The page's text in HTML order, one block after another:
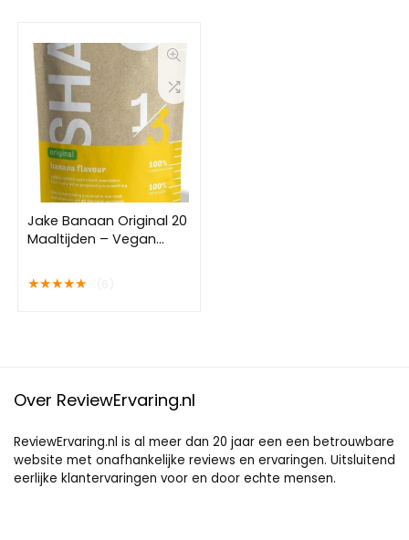
Jake Banaan Original 20
Maaltijden – Vegan
Poeder Maaltijdshake –
Plantaardig, Rijk aan
★★★★★
Over ReviewErvaring.nl
ReviewErvaring.nl is al meer dan 20 jaar een een betrouwbare
website met onafhankelijke reviews en ervaringen. Uitsluitend
eerlijke klantervaringen voor en door echte mensen.